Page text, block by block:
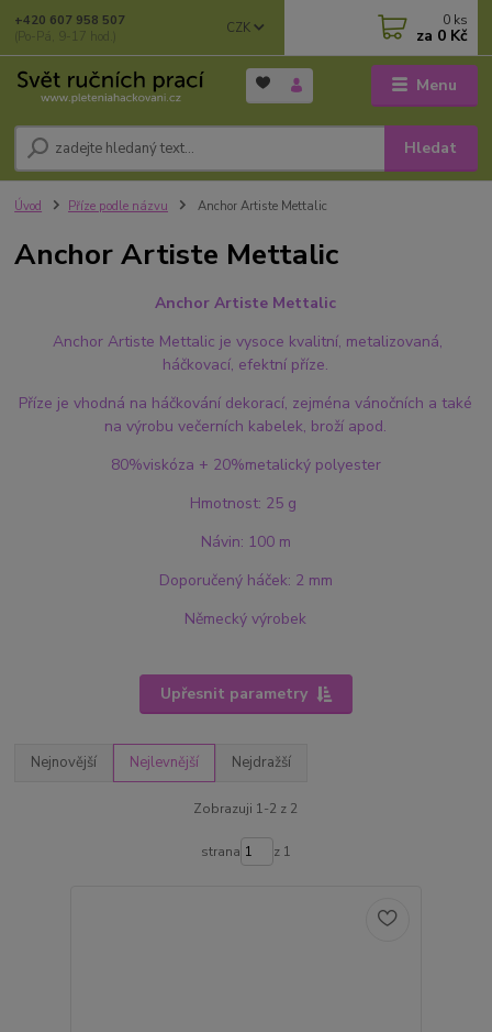
Menu
CZK
Hledat
+420 607 958 507
(Po-Pá, 9-17 hod.)
0 ks
za 0 Kč
Úvod Příze podle názvu Anchor Artiste Mettalic
Anchor Artiste Mettalic
Anchor Artiste Mettalic
Anchor Artiste Mettalic je vysoce kvalitní, metalizovaná,
háčkovací, efektní příze.
Příze je vhodná na háčkování dekorací, zejména vánočních a také
na výrobu večerních kabelek, broží apod.
80%viskóza + 20%metalický polyester
Hmotnost: 25 g
Návin: 100 m
Doporučený háček: 2 mm
Německý výrobek
Upřesnit parametry
Nejnovější Nejlevnější Nejdražší
Zobrazuji 1-2 z 2
strana z 1